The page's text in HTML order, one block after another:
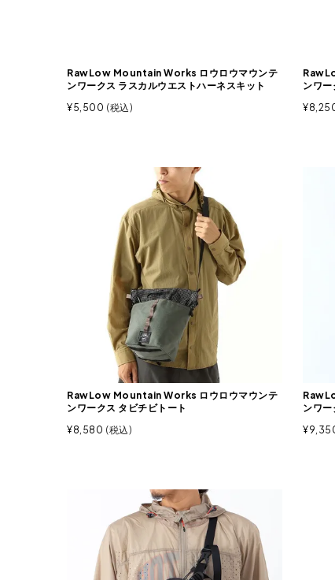
RawLow Mountain Works ロウロウマウンテ
ンワークス ラスカルウエストハーネスキット
¥5,500 税込
ンワー
¥
RawLow Mountain Works ロウロウマウンテ
ンワークス タビチビトート
¥8,580 税込
ンワー
¥